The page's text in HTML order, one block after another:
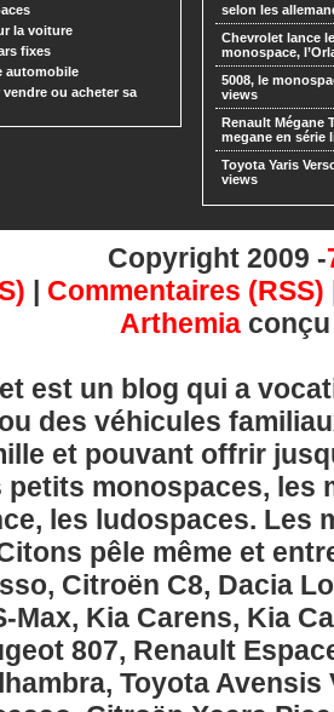
la voiture
fixes
automobile
ou acheter sa
selon les
Chevrolet lance
monospace,
5008, le
views
Renault Mégane
megane en série
Toyota Yaris
views
Copyright 2009 -
| Commentaires (RSS)
Arthemia
est un blog qui a
des véhicules
et pouvant offrir
monospaces, les
les ludospaces. Les
pêle même et
Citroën C8, Dacia
Max, Kia Carens, Kia
807, Renault
Toyota